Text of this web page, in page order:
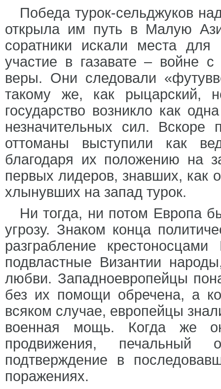
Победа турок-сельджуков
открыла им путь в Малую
соратники искали места
участие в газавате – войне
веры. Они следовали
такому же, как рыцарский,
государство возникло как
незначительных сил. Вскоре
оттоманы выступили как
благодаря их положению на
первых лидеров, знавших, как
хлынувших на запад турок.
Ни тогда, ни потом Европа
угрозу. Знаком конца
разграбление
подвластные Византии
любви. Западноевропейцы
без их помощи обречена, а
всяком случае, европейцы
военная мощь. Когда же
продвижения, печальный
подтверждение в
поражениях.